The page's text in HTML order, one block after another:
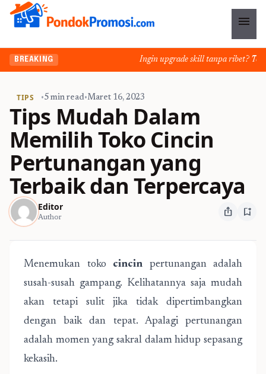
menu
BREAKING Ingin upgrade skill tanpa ribet?
TIPS •5 min read•Maret 16, 2023
Tips Mudah Dalam
Memilih Toko Cincin
Pertunangan yang
Terbaik dan Terpercaya
Editor
Author ios_share bookmark_add
Menemukan toko cincin pertunangan adalah
susah-susah gampang. Kelihatannya saja mudah
akan tetapi sulit jika tidak dipertimbangkan
dengan baik dan tepat. Apalagi pertunangan
adalah momen yang sakral dalam hidup sepasang
kekasih.